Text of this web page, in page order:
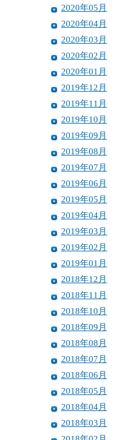
2020年05月
2020年04月
2020年03月
2020年02月
2020年01月
2019年12月
2019年11月
2019年10月
2019年09月
2019年08月
2019年07月
2019年06月
2019年05月
2019年04月
2019年03月
2019年02月
2019年01月
2018年12月
2018年11月
2018年10月
2018年09月
2018年08月
2018年07月
2018年06月
2018年05月
2018年04月
2018年03月